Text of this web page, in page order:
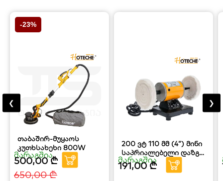
-23%
თაბაშირ-მუყაოს
კუთხსახეხი 800W
მარაგშია
500,00₾
650,00₾
200 ვტ 110 მმ (4”) მინი
საპრიალებელი დაზგა
HOTECHE
მარაგშია
191,00₾
❮ ❯